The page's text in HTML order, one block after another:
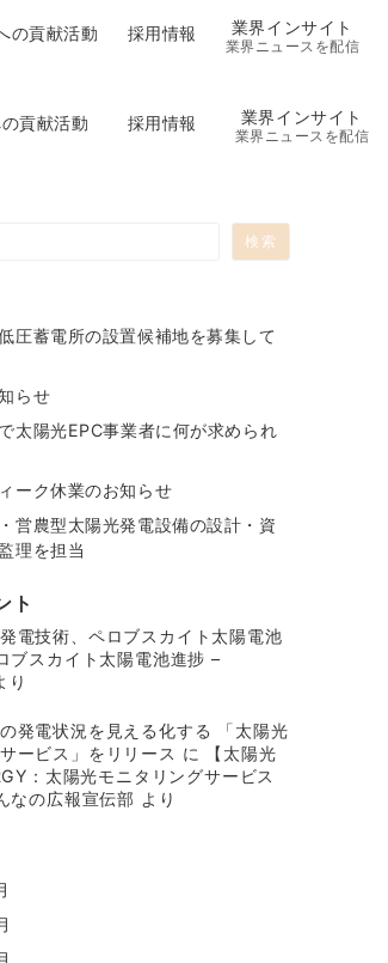
貢献活動 採用情報 業界インサイト
業界ニュースを配信
の貢献活動 採用情報 業界インサイト
業界ニュースを配信
検索
圧蓄電所の設置候補地を募集して
らせ
太陽光EPC事業者に何が求められ
ーク休業のお知らせ
営農型太陽光発電設備の設計・資
理を担当
ト
電技術、ペロブスカイト太陽電池
ブスカイト太陽電池進捗 –
り
発電状況を見える化する 「太陽光
ービス」をリリース に
【太陽光
：太陽光モニタリングサービス
なの広報宣伝部 より